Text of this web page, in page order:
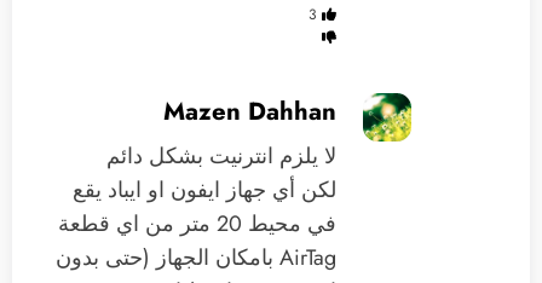
3
Mazen Dahhan
لا يلزم انترنيت بشكل دائم
لكن أي جهاز ايفون او ايباد يقع
في محيط 20 متر من اي قطعة
AirTag بامكان الجهاز (حتى بدون